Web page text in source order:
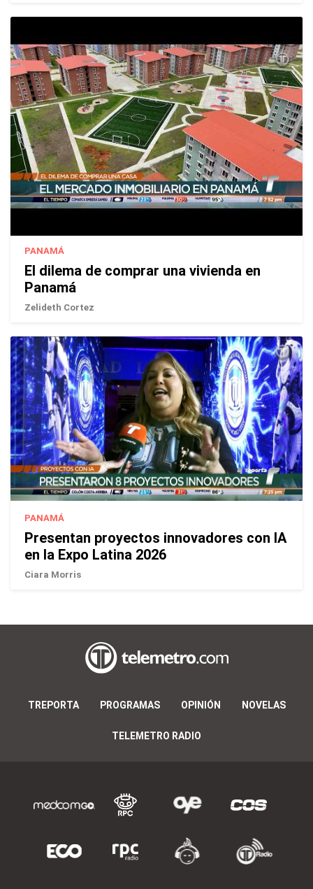
PANAMÁ
El dilema de comprar una vivienda en
Panamá
Zelideth Cortez
PANAMÁ
Presentan proyectos innovadores con IA
en la Expo Latina 2026
Ciara Morris
TREPORTA PROGRAMAS OPINIÓN NOVELAS
TELEMETRO RADIO